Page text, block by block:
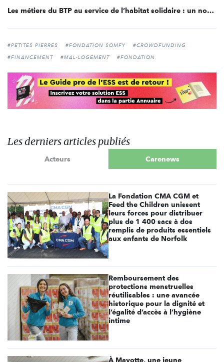
Les métiers du BTP au service de l’habitat solidaire : un nouvel appel à projets lancé par Les Petites Pierres
#PETITES PIERRES #FONDATION SOMFY
#CROWDFUNDING
#FINANCEMENT
#MAL-LOGEMENT #FONDATION
Les derniers articles publiés
Acteurs Carenews
La Fondation CMA CGM et
Feed the Children unissent
leurs forces pour distribuer
plus de 1 400 sacs à dos
remplis de produits essentiels
aux enfants de Norfolk
Remboursement des
protections menstruelles
réutilisables : une avancée
historique pour la dignité et
l’égalité d’accès à l’hygiène
intime
À Mayotte, une jeune